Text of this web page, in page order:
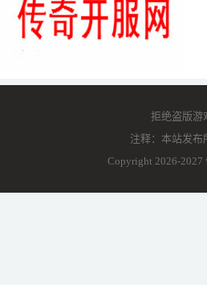
拒绝盗版游
注释：本站发
Copyright 2026-2027